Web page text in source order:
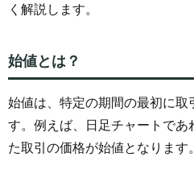
く解説します。
始値とは？
始値は、特定の期間の最初に取
す。例えば、日足チャートであ
た取引の価格が始値となります。